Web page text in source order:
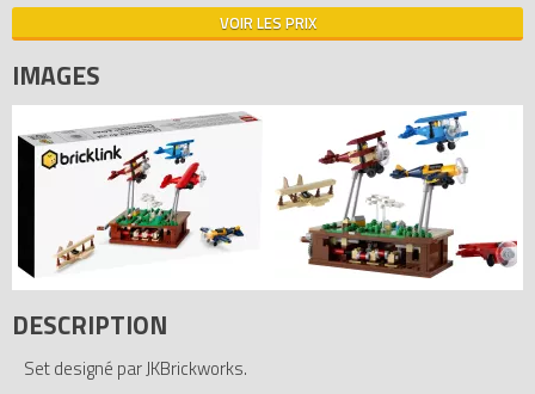
VOIR LES PRIX
IMAGES
DESCRIPTION
Set designé par JKBrickworks.